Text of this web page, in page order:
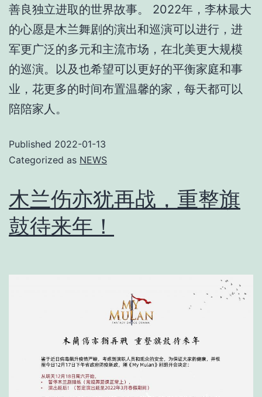
善良独立进取的世界故事。 2022年，李林最大
的心愿是木兰舞剧的演出和巡演可以进行，进
军更广泛的多元和主流市场，在北美更大规模
的巡演。以及也希望可以更好的平衡家庭和事
业，花更多的时间布置温馨的家，每天都可以
陪陪家人。
Published 2022-01-13
Categorized as NEWS
木兰伤亦犹再战，重整旗
鼓待来年！